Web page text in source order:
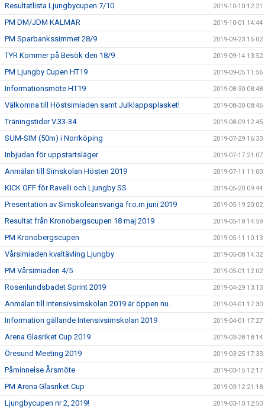
Resultatlista Ljungbycupen 7/10 2019-10-10 12:21
PM DM/JDM KALMAR 2019-10-01 14:44
PM Sparbankssimmet 28/9 2019-09-23 15:02
TYR Kommer på Besök den 18/9 2019-09-14 13:52
PM Ljungby Cupen HT19 2019-09-05 11:56
Informationsmöte HT19 2019-08-30 08:48
Välkomna till Höstsimiaden samt Julklappsplasket! 2019-08-30 08:46
Träningstider V.33-34 2019-08-09 12:45
SUM-SIM (50m) i Norrköping 2019-07-29 16:33
Inbjudan för uppstartsläger 2019-07-17 21:07
Anmälan till Simskolan Hösten 2019 2019-07-11 11:00
KICK OFF för Ravelli och Ljungby SS 2019-05-20 09:44
Presentation av Simskoleansvariga fr.o.m juni 2019 2019-05-19 20:02
Resultat från Kronobergscupen 18 maj 2019 2019-05-18 14:59
PM Kronobergscupen 2019-05-11 10:13
Vårsimiaden kvaltävling Ljungby 2019-05-08 14:32
PM Vårsimiaden 4/5 2019-05-01 12:02
Rosenlundsbadet Sprint 2019 2019-04-29 13:13
Anmälan till Intensivsimskolan 2019 är öppen nu. 2019-04-01 17:30
Information gällande Intensivsimskolan 2019 2019-04-01 17:27
Arena Glasriket Cup 2019 2019-03-28 18:14
Öresund Meeting 2019 2019-03-25 17:33
Påminnelse Årsmöte 2019-03-15 12:17
PM Arena Glasriket Cup 2019-03-12 21:18
Ljungbycupen nr 2, 2019! 2019-03-10 12:50